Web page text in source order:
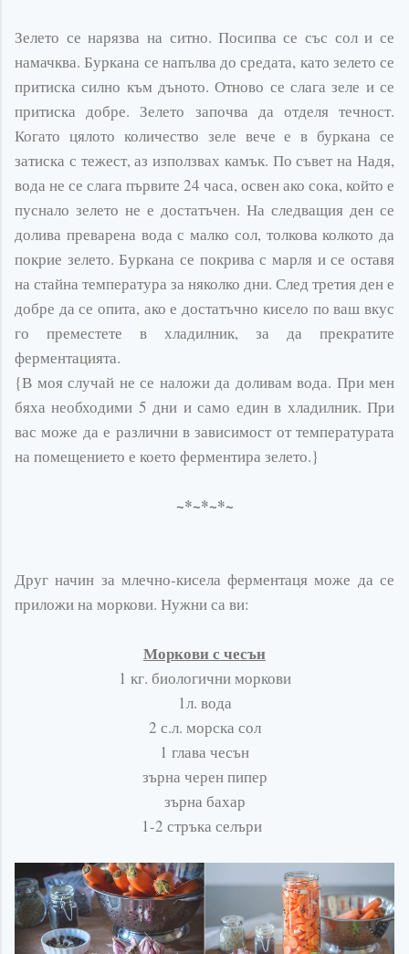
Зелето се нарязва на ситно. Посипва се със сол и се
намачква. Буркана се напълва до средата, като зелето се
притиска силно към дъното. Отново се слага зеле и се
притиска добре. Зелето започва да отделя течност.
Когато цялото количество зеле вече е в буркана се
затиска с тежест, аз използвах камък. По съвет на Надя,
вода не се слага първите 24 часа, освен ако сока, който е
пуснало зелето не е достатъчен. На следващия ден се
долива преварена вода с малко сол, толкова колкото да
покрие зелето. Буркана се покрива с марля и се оставя
на стайна температура за няколко дни. След третия ден е
добре да се опита, ако е достатъчно кисело по ваш вкус
го преместете в хладилник, за да прекратите
ферментацията.
{В моя случай не се наложи да доливам вода. При мен
бяха необходими 5 дни и само един в хладилник. При
вас може да е различни в зависимост оттемпературата
на помещението е което ферментира зелето.}
~*~*~*~
Друг начин за млечно-кисела ферментаця може да се
приложи на моркови. Нужни са ви:
Моркови с чесън
1 кг. биологични моркови
1л. вода
2 с.л. морска сол
1 глава чесън
зърна черен пипер
зърна бахар
1-2 стръка селъри